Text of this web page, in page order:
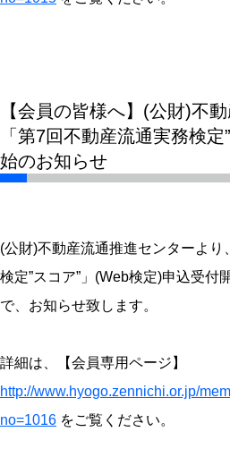
【会員の皆様へ】(公財)不
「第7回不動産流通実務検
始のお知らせ
(公財)不動産流通推進センターよ
検定”スコア”」(Web検定)申込受付
で、お知らせ致します。
詳細は、【会員専用ページ】
http://www.hyogo.zennichi.or.jp/
no=1016 をご覧ください。